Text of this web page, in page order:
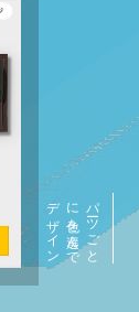
パ
ーツ
ご
と
に
色を
選ん
で
デ
ザ
イ
ン